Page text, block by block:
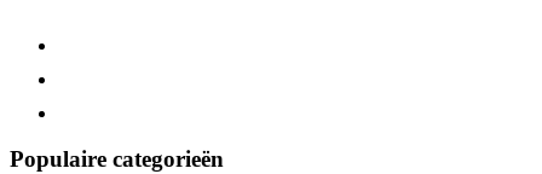
Populaire categorieën